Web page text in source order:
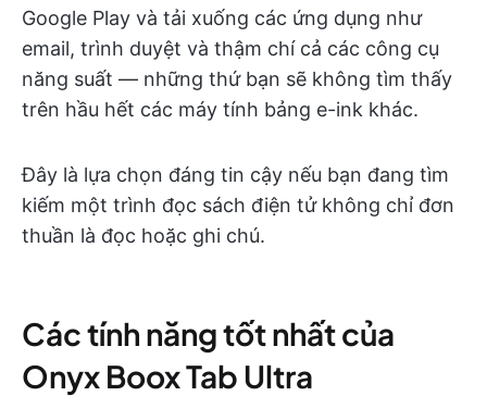
Google Play và tải xuống các ứng dụng như
email, trình duyệt và thậm chí cả các công cụ
năng suất — những thứ bạn sẽ không tìm thấy
trên hầu hết các máy tính bảng e-ink khác.
Đây là lựa chọn đáng tin cậy nếu bạn đang tìm
kiếm một trình đọc sách điện tử không chỉ đơn
thuần là đọc hoặc ghi chú.
Các tính năng tốt nhất của
Onyx Boox Tab Ultra